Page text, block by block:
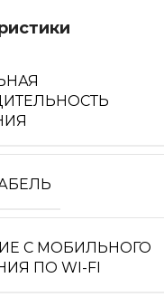
C МОБИЛЬНОГО
ПО WI-FI